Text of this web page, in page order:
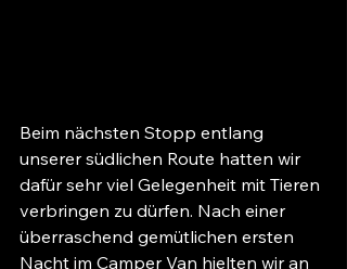
Beim nächsten Stopp entlang
unserer südlichen Route hatten wir
dafür sehr viel Gelegenheit mit Tieren
verbringen zu dürfen. Nach einer
überraschend gemütlichen ersten
Nacht im Camper Van hielten wir an